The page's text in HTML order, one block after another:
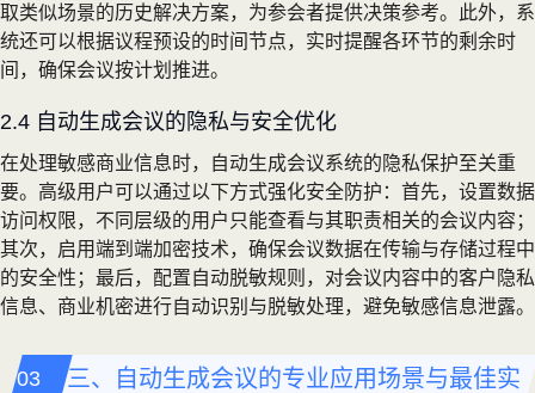
取类似场景的历史解决方案，为参会者提供决策参考。此外，系
统还可以根据议程预设的时间节点，实时提醒各环节的剩余时
间，确保会议按计划推进。
2.4 自动生成会议的隐私与安全优化
在处理敏感商业信息时，自动生成会议系统的隐私保护至关重
要。高级用户可以通过以下方式强化安全防护：首先，设置数据
访问权限，不同层级的用户只能查看与其职责相关的会议内容；
其次，启用端到端加密技术，确保会议数据在传输与存储过程中
的安全性；最后，配置自动脱敏规则，对会议内容中的客户隐私
信息、商业机密进行自动识别与脱敏处理，避免敏感信息泄露。
三、自动生成会议的专业应用场景与最佳实